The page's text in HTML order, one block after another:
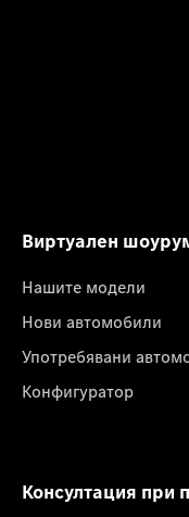
Виртуален
Нашите модели
Нови автомобили
Употребявани
Конфигуратор
Консултация при